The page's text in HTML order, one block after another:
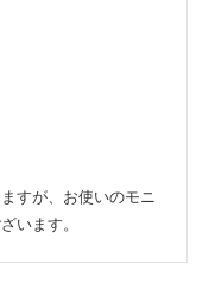
すが、お使いのモニ
います。